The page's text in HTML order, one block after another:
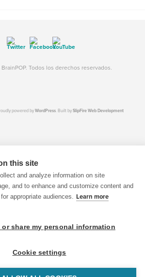
Todos los derechos reservados.
powered byWordPress. Built bySlipFire Web Development
this site
and analyze information on site
and to enhance and customize content and
appropriate audiences. Learn more
or share my personal information
Cookie settings